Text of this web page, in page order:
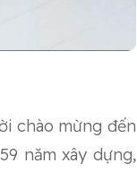
chào mừng đến
năm xây dựng,